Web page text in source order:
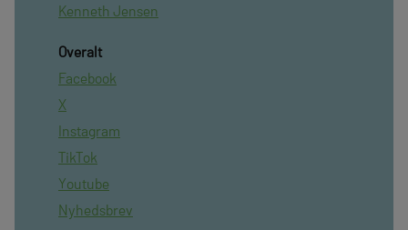
Kenneth Jensen
Overalt
Facebook
X
Instagram
TikTok
Youtube
Nyhedsbrev